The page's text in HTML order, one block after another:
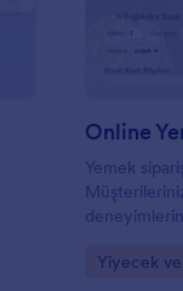
Online
Yemek
ödemesini
Go to
Yiyecek